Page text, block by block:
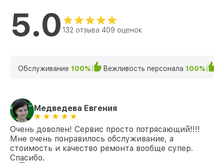
5.0 132 отзыва 409 оценок
Обслуживание 100% Вежливость персонала 100%
Медведева Евгения
Очень доволен! Сервис просто потрясающий!!!!
Мне очень понравилось обслуживание, а
стоимость и качество ремонта вообще супер.
Спасибо.